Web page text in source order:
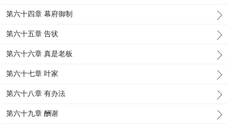
第六十四章 幕府御制
第六十五章 告状
第六十六章 真是老板
第六十七章 叶家
第六十八章 有办法
第六十九章 酬谢